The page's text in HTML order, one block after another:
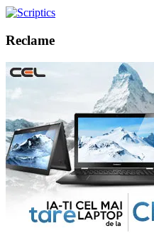
Reclame